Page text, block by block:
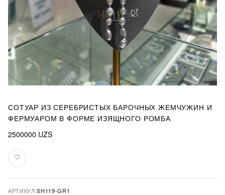
СОТУАР ИЗ СЕРЕБРИСТЫХ БАРОЧНЫХ ЖЕМЧУЖИН И
ФЕРМУАРОМ В ФОРМЕ ИЗЯЩНОГО РОМБА
2500000 UZS
♡
В
избранное
АРТИКУЛ:SH119-GR1